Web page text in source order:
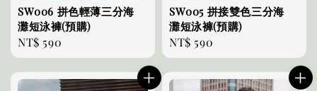
SW006 拼色輕薄三分海
灘短泳褲(預購)
Regular
price
NT$ 590
SW005 拼接雙色三分海
灘短泳褲(預購)
Regular
price
NT$ 590